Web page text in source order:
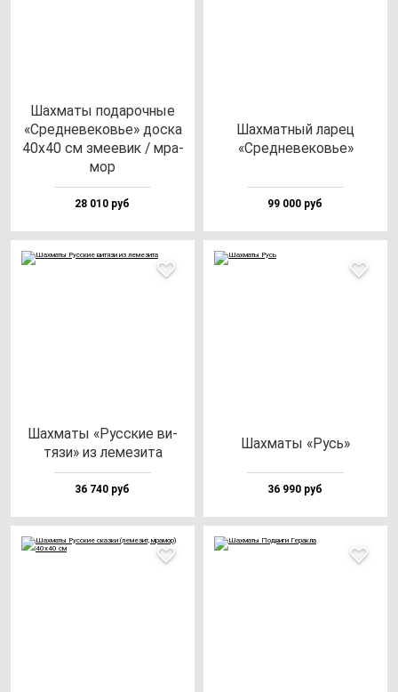
Шах­ма­ты по­да­роч­ные
«Сред­не­ве­ковье» дос­ка
40х40 см зме­евик / мра­
мор
28 010 руб
Шах­мат­ный ла­рец
«Сред­не­ве­ковье»
99 000 руб
Шах­ма­ты «Рус­ские ви­
тя­зи» из ле­ме­зи­та
36 740 руб
Шах­ма­ты «Русь»
36 990 руб